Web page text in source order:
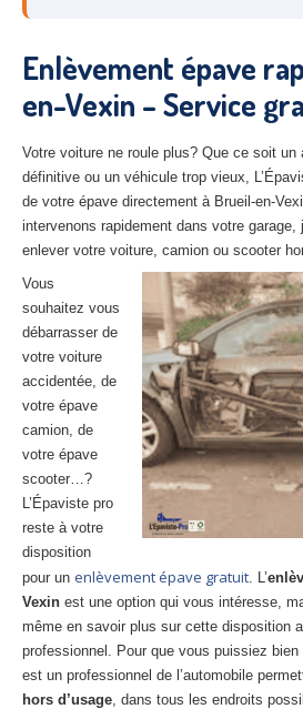
27– Eure
10– Aube
02 – Aisne
Tousles secteurs
CENTRE VHU AGRÉE
agréé VHU Paris 75 :
Centreagréé VHU 77 : casse auto
Centreagréé VHU 78 : casse auto
Centre agréé VHU 91 : casse auto
Centre agréé VHU 92 : casse auto
Centreagréé VHU 93 : casse auto
Centre
Centre agréé VHU 95 : casse auto
DOCUMENTSÀ JOINDRE
RACHATVÉHICULES
Enlèvement épave
en-Vexin – Service
Votre voiture ne roule plus? Que ce soit un
définitive ou un véhicule trop vieux,
de votre épave directement à Brueil-en-
intervenons rapidement dans votre garage,
enlever votre voiture, camion ou scooter
Vous
souhaitez vous
débarrasser de
votre voiture
accidentée, de
votre épave
camion, de
votre épave
scooter…?
L’Épaviste pro
reste à votre
disposition
pour un enlèvement épave gratuit. L’
Vexin est une option qui vous intéresse,
même en savoir plus sur cette disposition
professionnel. Pour que vous puissiez bien
est un professionnel de l’automobile
hors d’usage, dans tous les endroits